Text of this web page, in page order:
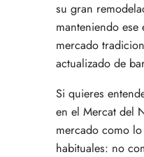
su gran
manteniendo
mercado
actualizado de
Si quieres
en el Mercat del
mercado como
habituales: no